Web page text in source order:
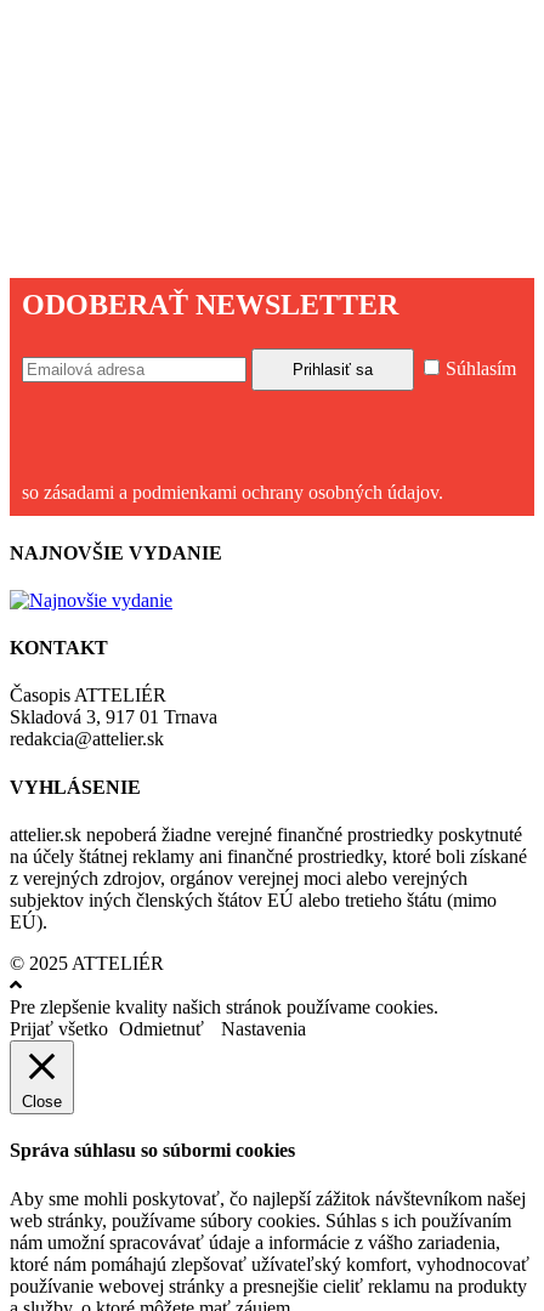
ODOBERAŤ NEWSLETTER
Súhlasím
so zásadami a podmienkami ochrany osobných údajov.
NAJNOVŠIE VYDANIE
KONTAKT
Časopis ATTELIÉR
Skladová 3, 917 01 Trnava
redakcia@attelier.sk
VYHLÁSENIE
attelier.sk nepoberá žiadne verejné finančné prostriedky poskytnuté
na účely štátnej reklamy ani finančné prostriedky, ktoré boli získané
z verejných zdrojov, orgánov verejnej moci alebo verejných
subjektov iných členských štátov EÚ alebo tretieho štátu (mimo
EÚ).
© 2025 ATTELIÉR
Pre zlepšenie kvality našich stránok používame cookies.
Prijať všetko Odmietnuť Nastavenia
Close
Správa súhlasu so súbormi cookies
Aby sme mohli poskytovať, čo najlepší zážitok návštevníkom našej
web stránky, používame súbory cookies. Súhlas s ich používaním
nám umožní spracovávať údaje a informácie z vášho zariadenia,
ktoré nám pomáhajú zlepšovať užívateľský komfort, vyhodnocovať
používanie webovej stránky a presnejšie cieliť reklamu na produkty